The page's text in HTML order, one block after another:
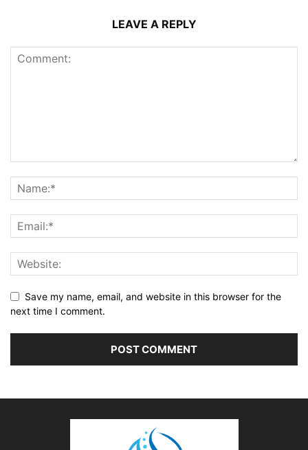
LEAVE A REPLY
Save my name, email, and website in this browser for the
next time I comment.